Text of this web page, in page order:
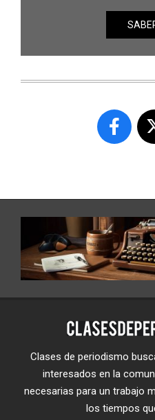
Clases de periodismo
interesados en la
necesarias para un trabajo
los tiempos